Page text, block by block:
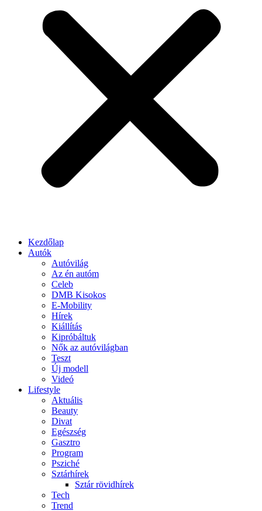
Kezdőlap
Autók
Autóvilág
Az én autóm
Celeb
DMB Kisokos
E-Mobility
Hírek
Kiállítás
Kipróbáltuk
Nők az autóvilágban
Teszt
Új modell
Videó
Lifestyle
Aktuális
Beauty
Divat
Egészség
Gasztro
Program
Psziché
Sztárhírek
Sztár rövidhírek
Tech
Trend